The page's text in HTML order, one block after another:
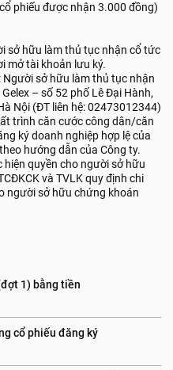
phiếu được nhận 3.000 đồng)
sở hữu làm thủ tục nhận cổ tức
mở tài khoản lưu ký.
sở hữu làm thủ tục nhận
– số 52 phố Lê Đại Hành,
Nội (ĐT liên hệ: 02473012344)
trình căn cước công dân/căn
ký doanh nghiệp hợp lệ của
hướng dẫn của Công ty.
quyền cho người sở hữu
và TVLK quy định chi
người sở hữu chứng khoán
1) bằng tiền
cổ phiếu đăng ký